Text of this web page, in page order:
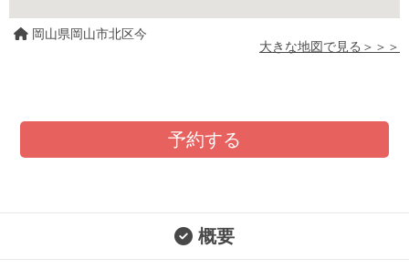
岡山県岡山市北区今
大きな地図で見る＞＞＞
予約する
概要